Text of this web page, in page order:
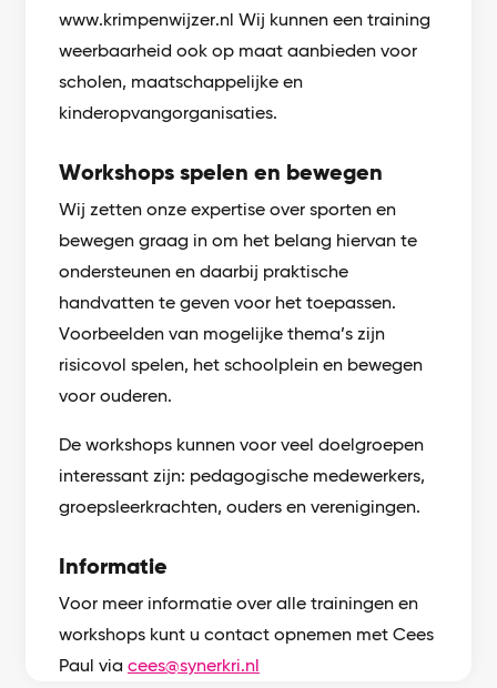
www.krimpenwijzer.nl Wij kunnen een training
weerbaarheid ook op maat aanbieden voor
scholen, maatschappelijke en
kinderopvangorganisaties.
Workshops spelen en bewegen
Wij zetten onze expertise over sporten en
bewegen graag in om het belang hiervan te
ondersteunen en daarbij praktische
handvatten te geven voor het toepassen.
Voorbeelden van mogelijke thema’s zijn
risicovol spelen, het schoolplein en bewegen
voor ouderen.
De workshops kunnen voor veel doelgroepen
interessant zijn: pedagogische medewerkers,
groepsleerkrachten, ouders en verenigingen.
Informatie
Voor meer informatie over alle trainingen en
workshops kunt u contact opnemen met Cees
Paul via cees@synerkri.nl